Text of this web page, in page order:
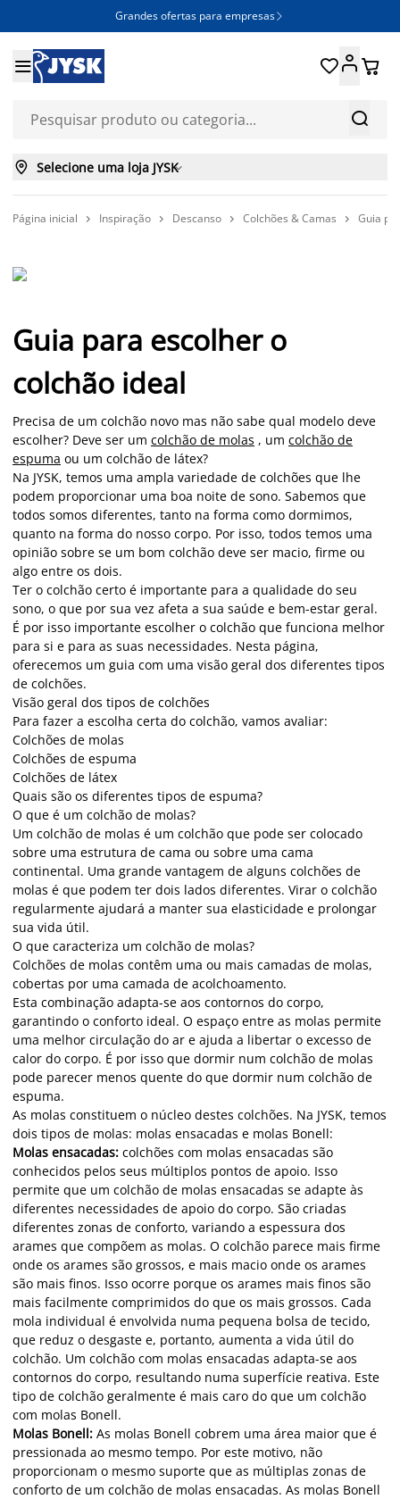
Grandes ofertas para empresas 


 
 Selecione uma loja JYSK
Página inicial  Inspiração  Descanso  Colchões & Camas  Guia
Guia para escolher o
colchão ideal
Precisa de um colchão novo mas não sabe qual modelo deve
escolher? Deve ser um colchão de molas , um colchão de
espuma ou um colchão de látex?
Na JYSK, temos uma ampla variedade de colchões que lhe
podem proporcionar uma boa noite de sono. Sabemos que
todos somos diferentes, tanto na forma como dormimos,
quanto na forma do nosso corpo. Por isso, todos temos uma
opinião sobre se um bom colchão deve ser macio, firme ou
algo entre os dois.
Ter o colchão certo é importante para a qualidade do seu
sono, o que por sua vez afeta a sua saúde e bem-estar geral.
É por isso importante escolher o colchão que funciona melhor
para si e para as suas necessidades. Nesta página,
oferecemos um guia com uma visão geral dos diferentes tipos
de colchões.
Visão geral dos tipos de colchões
Para fazer a escolha certa do colchão, vamos avaliar:
Colchões de molas
Colchões de espuma
Colchões de látex
Quais são os diferentes tipos de espuma?
O que é um colchão de molas?
Um colchão de molas é um colchão que pode ser colocado
sobre uma estrutura de cama ou sobre uma cama
continental. Uma grande vantagem de alguns colchões de
molas é que podem ter dois lados diferentes. Virar o colchão
regularmente ajudará a manter sua elasticidade e prolongar
sua vida útil.
O que caracteriza um colchão de molas?
Colchões de molas contêm uma ou mais camadas de molas,
cobertas por uma camada de acolchoamento.
Esta combinação adapta-se aos contornos do corpo,
garantindo o conforto ideal. O espaço entre as molas permite
uma melhor circulação do ar e ajuda a libertar o excesso de
calor do corpo. É por isso que dormir num colchão de molas
pode parecer menos quente do que dormir num colchão de
espuma.
As molas constituem o núcleo destes colchões. Na JYSK, temos
dois tipos de molas: molas ensacadas e molas Bonell:
Molas ensacadas: colchões com molas ensacadas são
conhecidos pelos seus múltiplos pontos de apoio. Isso
permite que um colchão de molas ensacadas se adapte às
diferentes necessidades de apoio do corpo. São criadas
diferentes zonas de conforto, variando a espessura dos
arames que compõem as molas. O colchão parece mais firme
onde os arames são grossos, e mais macio onde os arames
são mais finos. Isso ocorre porque os arames mais finos são
mais facilmente comprimidos do que os mais grossos. Cada
mola individual é envolvida numa pequena bolsa de tecido,
que reduz o desgaste e, portanto, aumenta a vida útil do
colchão. Um colchão com molas ensacadas adapta-se aos
contornos do corpo, resultando numa superfície reativa. Este
tipo de colchão geralmente é mais caro do que um colchão
com molas Bonell.
Molas Bonell: As molas Bonell cobrem uma área maior que é
pressionada ao mesmo tempo. Por este motivo, não
proporcionam o mesmo suporte que as múltiplas zonas de
conforto de um colchão de molas ensacadas. As molas Bonell